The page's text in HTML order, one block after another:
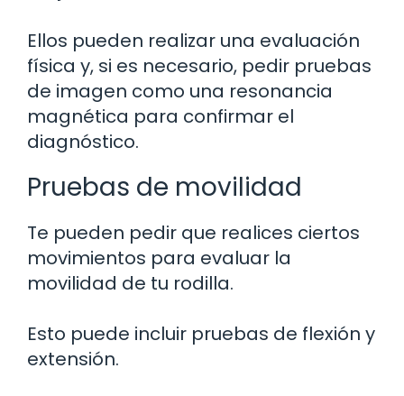
Ellos pueden realizar una evaluación
física y, si es necesario, pedir pruebas
de imagen como una resonancia
magnética para confirmar el
diagnóstico.
Pruebas de movilidad
Te pueden pedir que realices ciertos
movimientos para evaluar la
movilidad de tu rodilla.
Esto puede incluir pruebas de flexión y
extensión.